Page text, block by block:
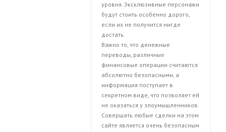
уровня. Эксклюзивные персонажи
будут стоить особенно дорого,
если их не получится нигде
достать.
Важно то, что денежные
переводы, различные
финансовые операции считаются
абсолютно безопасными, а
информация поступает в
секретном виде, что позволяет ей
не оказаться у злоумышленников.
Совершать любые сделки на этом
сайте является очень безопасным